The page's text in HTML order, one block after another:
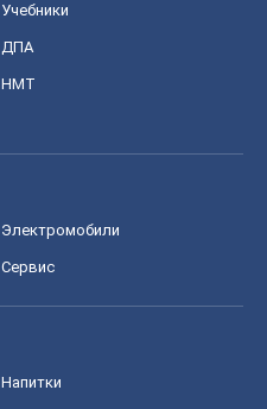
Учебники
ДПА
НМТ
Электромобили
Сервис
Напитки